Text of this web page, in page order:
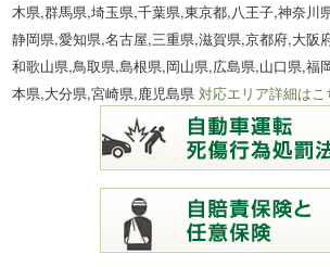
木県,群馬県,埼玉県,千葉県,東京都,八王子,神奈川
静岡県,愛知県,名古屋,三重県,滋賀県,京都府,大阪
和歌山県,鳥取県,島根県,岡山県,広島県,山口県,福
本県,大分県,宮崎県,鹿児島県対応エリア詳細はこ